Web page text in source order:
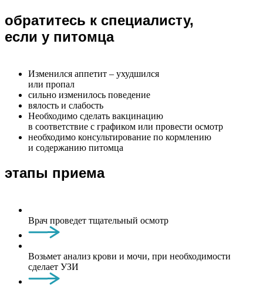
обратитесь к специалисту,
если у питомца
Изменился аппетит – ухудшился
или пропал
сильно изменилось поведение
вялость и слабость
Необходимо сделать вакцинацию
в соответствие с графиком или провести осмотр
необходимо консультирование по кормлению
и содержанию питомца
этапы приема
Врач проведет тщательный осмотр
Возьмет анализ крови и мочи, при необходимости
сделает УЗИ